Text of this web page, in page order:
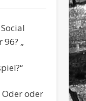
„
Oder oder